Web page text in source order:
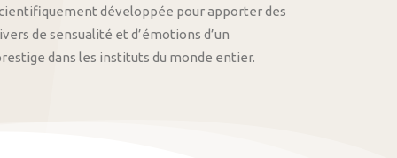
développée pour apporter des
de sensualité et d’émotions d’un
dans les instituts du monde entier.